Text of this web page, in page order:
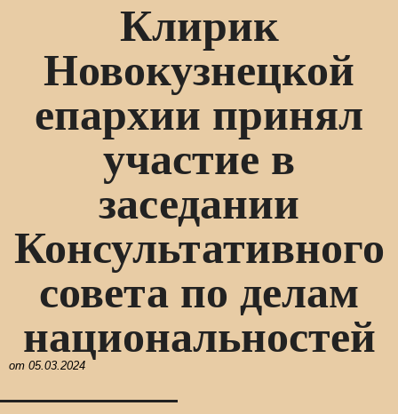
Клирик
Новокузнецкой
епархии принял
участие в
заседании
Консультативного
совета по делам
национальностей
от 05.03.2024